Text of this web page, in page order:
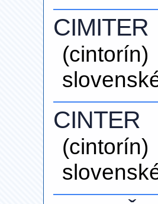
CIMITER
CINTER